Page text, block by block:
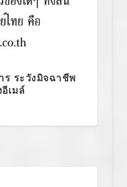
ร ระวังมิจฉาชีพ
เมล์